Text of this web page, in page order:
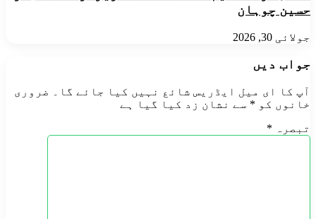
حسین چوہان
جولائی 30, 2026
جواب دیں
آپ کا ای میل ایڈریس شائع نہیں کیا جائے گا۔
ضروری
خانوں کو * سے نشان زد کیا گیا ہے
تبصرہ *